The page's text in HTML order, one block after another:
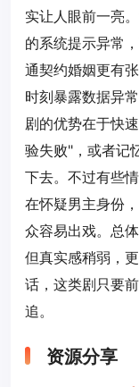
实让人眼前一亮
的系统提示异常
通契约婚姻更有
时刻暴露数据异
剧的优势在于快
验失败"，或者记
下去。不过有些
在怀疑男主身份
众容易出戏。总
但真实感稍弱，
话，这类剧只要
追。
资源分享